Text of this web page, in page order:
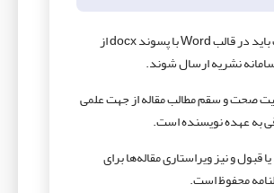
مقالات باید در قالب Word با پسوند docx از
نشریه ارسال شوند.
صحت و سقم مطالب مقاله از جهت علمی
به عهده نویسنده است.
قبول و نیز ویراستاری مقاله‌ها برای
محفوظ است.